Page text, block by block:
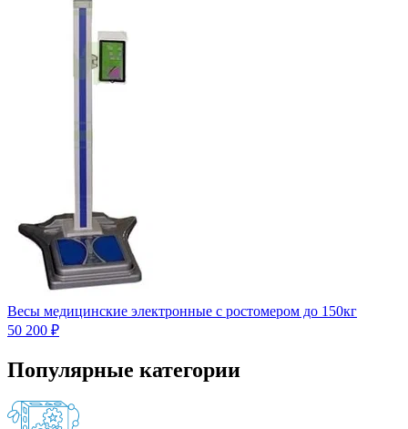
Весы медицинские электронные с ростомером до 150кг
50 200 ₽
Популярные категории